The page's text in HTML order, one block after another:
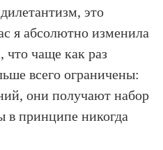
это
я абсолютно изменила
что чаще как раз
всего ограничены:
они получают набор
в принципе никогда